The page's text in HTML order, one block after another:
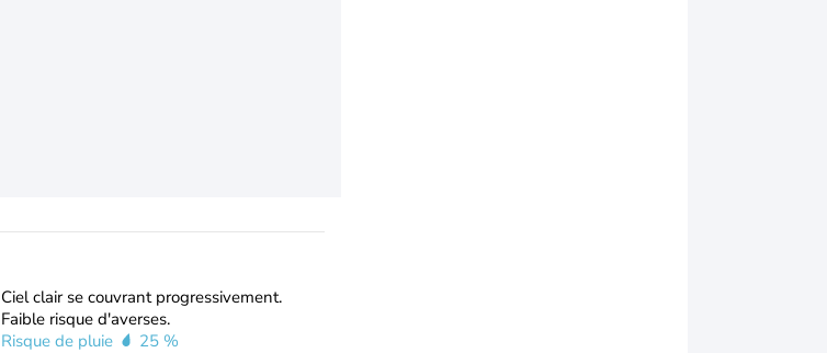
Ciel clair se couvrant progressivement.
Faible risque d'averses.
Risque de pluie
25 %